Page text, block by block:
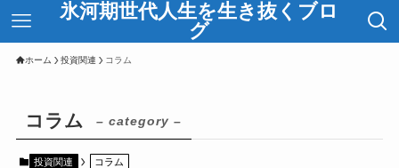
氷河期世代人生を生き抜くブロ
グ
ホーム 投資関連 コラム
コラム – category –
投資関連 コラム